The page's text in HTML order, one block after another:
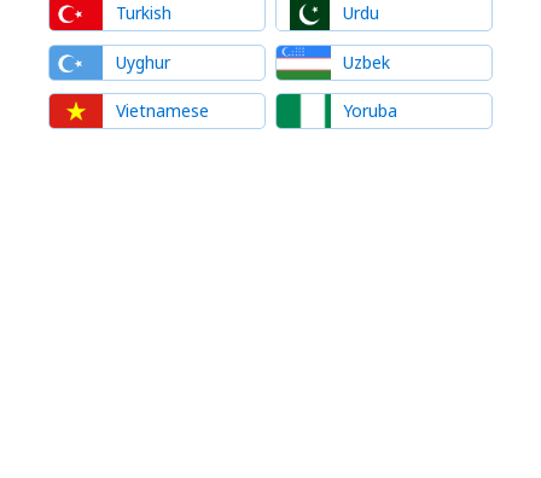
Turkish Urdu
Uyghur Uzbek
Vietnamese Yoruba